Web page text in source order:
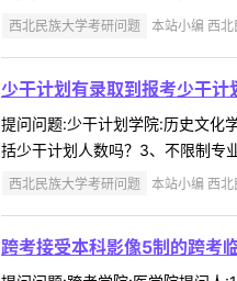
西北民族大学考研问题 本站小编 西
少干计划有录取到报考少干
提问问题:少干计划学院:历史文化
括少干计划人数吗？3、不限制专
西北民族大学考研问题 本站小编 西
跨考接受本科影像5制的跨考